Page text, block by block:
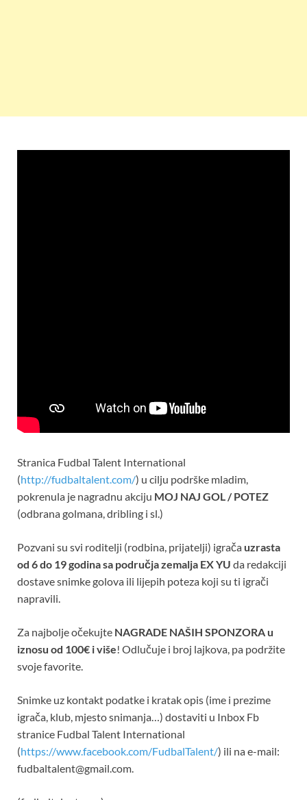
Stranica Fudbal Talent International
(http://fudbaltalent.com/) u cilju podrške mladim,
pokrenula je nagradnu akciju MOJ NAJ GOL / POTEZ
(odbrana golmana, dribling i sl.)
Pozvani su svi roditelji (rodbina, prijatelji) igrača uzrasta
od 6 do 19 godina sa područja zemalja EX YU da redakciji
dostave snimke golova ili lijepih poteza koji su ti igrači
napravili.
Za najbolje očekujte NAGRADE NAŠIH SPONZORA u
iznosu od 100€ i više! Odlučuje i broj lajkova, pa podržite
svoje favorite.
Snimke uz kontakt podatke i kratak opis (ime i prezime
igrača, klub, mjesto snimanja…) dostaviti u Inbox Fb
stranice Fudbal Talent International
(https://www.facebook.com/FudbalTalent/) ili na e-mail:
fudbaltalent@gmail.com.